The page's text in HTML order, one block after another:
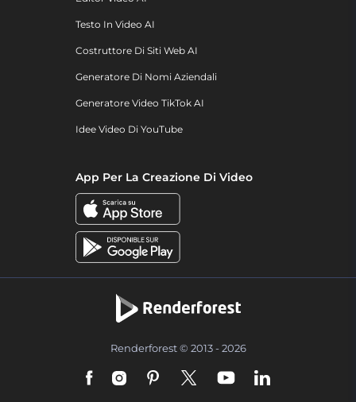
Testo In Video AI
Costruttore Di Siti Web AI
Generatore Di Nomi Aziendali
Generatore Video TikTok AI
Idee Video Di YouTube
App Per La Creazione Di Video
Renderforest © 2013 - 2026